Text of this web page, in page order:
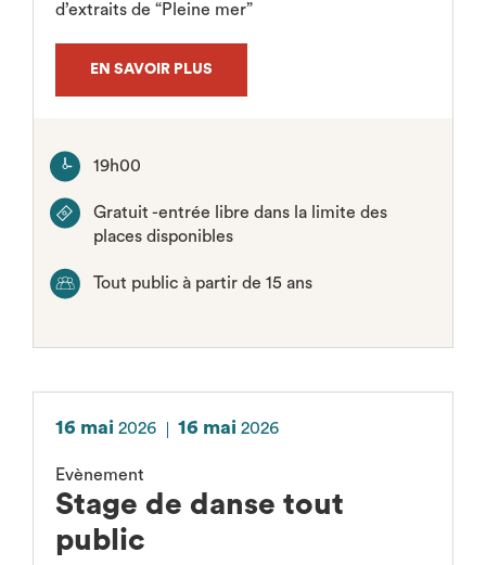
d’extraits de “Pleine mer”
EN SAVOIR PLUS
19h00
Gratuit -entrée libre dans la limite des
places disponibles
Tout public à partir de 15 ans
16 mai 2026 16 mai 2026
Evènement
Stage de danse tout
public